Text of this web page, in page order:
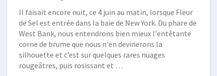
Il faisait encore nuit, ce 4 juin au matin, lorsque Fleur
de Sel est entrée dans la baie de New York. Du phare de
West Bank, nous entendrons bien mieux l'entêtante
corne de brume que nous n'en devinerons la
silhouette et c’est sur quelques rares nuages
rougeâtres, puis rosissant et …